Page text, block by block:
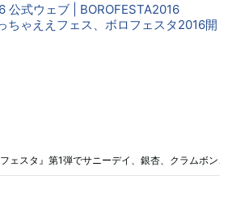
公式ウェブ | BOROFESTA2016
ちゃええフェス、ボロフェスタ2016開
フェスタ』第1弾でサニーデイ、銀杏、クラムボン